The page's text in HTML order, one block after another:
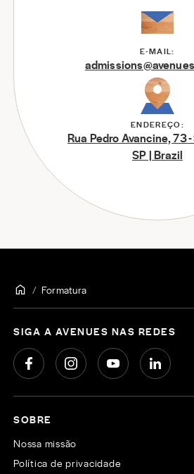
E-MAIL:
ENDEREÇO:
Rua Pedro Avancine, 73
SP | Brazil
Formatura
SIGA A AVENUES NAS REDES
SOBRE
Nossa missão
Política de privacidade